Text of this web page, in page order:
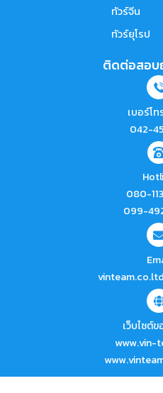
ทัวร์จีน
ทัวร์ยุโรป
ติดต่อสอบ
เบอร์โ
042-
080-
099-
เว็บไซต์
www.vin-